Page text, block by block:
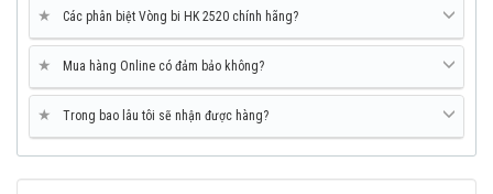
★ Các phân biệt Vòng bi HK 2520 chính hãng?
★ Mua hàng Online có đảm bảo không?
★ Trong bao lâu tôi sẽ nhận được hàng?